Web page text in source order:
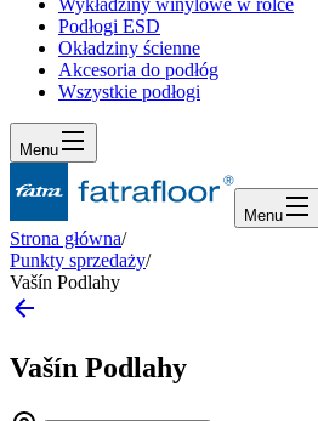
Wykładziny winylowe w rolce
Podłogi ESD
Okładziny ścienne
Akcesoria do podłóg
Wszystkie podłogi
Menu
Menu
Strona główna/
Punkty sprzedaży/
Vašín Podlahy
Vašín Podlahy